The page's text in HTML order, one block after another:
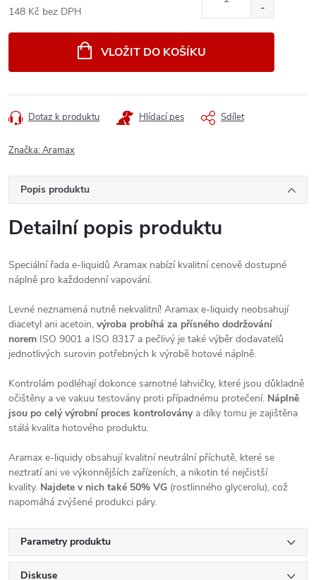
148 Kč bez DPH
VLOŽIT DO KOŠÍKU
Dotaz k produktu Hlídací pes Sdílet
Značka:Aramax
Popis produktu
Detailní popis produktu
Speciální řada e-liquidů Aramax nabízí kvalitní cenově dostupné
náplně pro každodenní vapování.
Levné neznamená nutně nekvalitní! Aramax e-liquidy neobsahují
diacetyl ani acetoin, výroba probíhá za přísného dodržování
norem ISO 9001 a ISO 8317 a pečlivý je také výběr dodavatelů
jednotlivých surovin potřebných k výrobě hotové náplně.
Kontrolám podléhají dokonce samotné lahvičky, které jsou důkladně
očištěny a ve vakuu testovány proti případnému protečení. Náplně
jsou po celý výrobní proces kontroloványa díky tomu je zajištěna
stálá kvalita hotového produktu.
Aramax e-liquidy obsahují kvalitní neutrální příchutě, které se
neztratí ani ve výkonnějších zařízeních, a nikotin té nejčistší
kvality. Najdete v nich také 50% VG (rostlinného glycerolu), což
napomáhá zvýšené produkci páry.
Parametry produktu
Diskuse